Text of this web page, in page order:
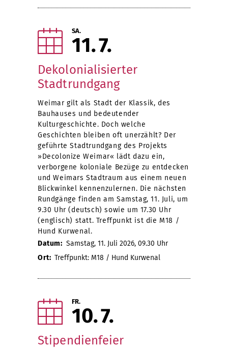
SA.
11 7
Dekolonialisierter
Stadtrundgang
Weimar gilt als Stadt der Klassik, des
Bauhauses und bedeutender
Kulturgeschichte. Doch welche
Geschichten bleiben oft unerzählt? Der
geführte Stadtrundgang des Projekts
»Decolonize Weimar« lädt dazu ein,
verborgene koloniale Bezüge zu entdecken
und Weimars Stadtraum aus einem neuen
Blickwinkel kennenzulernen. Die nächsten
Rundgänge finden am Samstag, 11. Juli, um
9.30 Uhr (deutsch) sowie um 17.30 Uhr
(englisch) statt. Treffpunkt ist die M18 /
Hund Kurwenal.
Datum: Samstag, 11. Juli 2026, 09.30 Uhr
Ort: Treffpunkt: M18 / Hund Kurwenal
FR.
10 7
Stipendienfeier